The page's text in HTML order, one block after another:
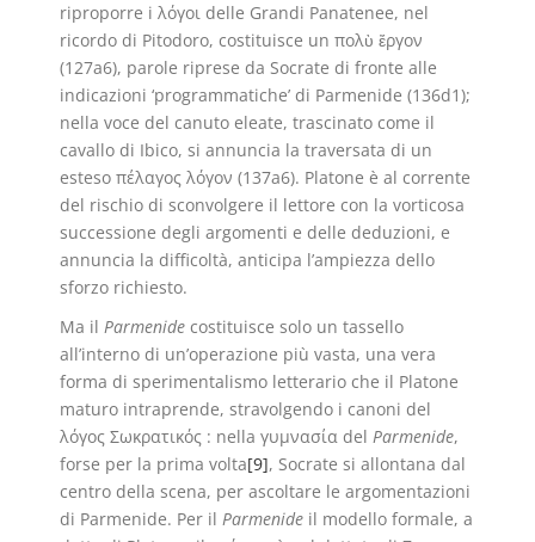
riproporre i λόγοι delle Grandi Panatenee, nel
ricordo di Pitodoro, costituisce un πολὺ ἔργον
(127a6), parole riprese da Socrate di fronte alle
indicazioni ‘programmatiche’ di Parmenide (136d1);
nella voce del canuto eleate, trascinato come il
cavallo di Ibico, si annuncia la traversata di un
esteso πέλαγος λόγον (137a6). Platone è al corrente
del rischio di sconvolgere il lettore con la vorticosa
successione degli argomenti e delle deduzioni, e
annuncia la difficoltà, anticipa l’ampiezza dello
sforzo richiesto.
Ma il Parmenide costituisce solo un tassello
all’interno di un’operazione più vasta, una vera
forma di sperimentalismo letterario che il Platone
maturo intraprende, stravolgendo i canoni del
λόγος Σωκρατικός : nella γυμνασία del Parmenide,
forse per la prima volta[9], Socrate si allontana dal
centro della scena, per ascoltare le argomentazioni
di Parmenide. Per il Parmenide il modello formale, a